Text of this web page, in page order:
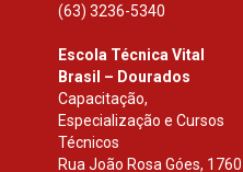
(63) 3236-5340
Escola Técnica Vital
Brasil – Dourados
Capacitação,
Especialização e Cursos
Técnicos
Rua João Rosa Góes, 1760